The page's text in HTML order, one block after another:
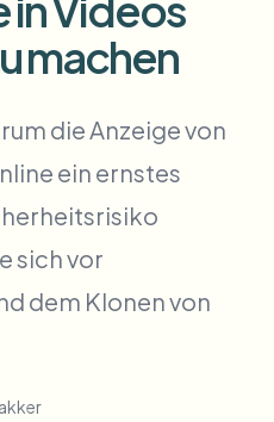
Überprüfung
machen
die Anzeige von
ein ernstes
sich vor
dem Klonen von